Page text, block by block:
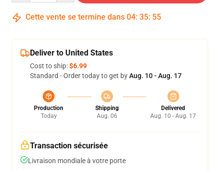
Cette vente se termine dans 04: 35: 54
Deliver to United States
Cost to ship:$6.99
Standard - Order today to get byAug. 10 - Aug. 17
Production
Today
Shipping
Aug. 06
Delivered
Aug. 10 - Aug. 17
Transaction sécurisée
Livraison mondiale à votre porte